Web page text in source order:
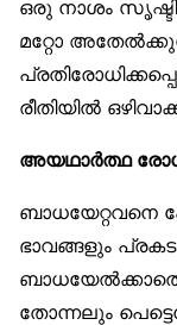
ഒരു നാശം
മറ്റോ
രീതിയിൽ
അയഥാർത്ഥ
ബാധയേറ്റവനെ
ഭാവങ്ങളും
തോന്നലും